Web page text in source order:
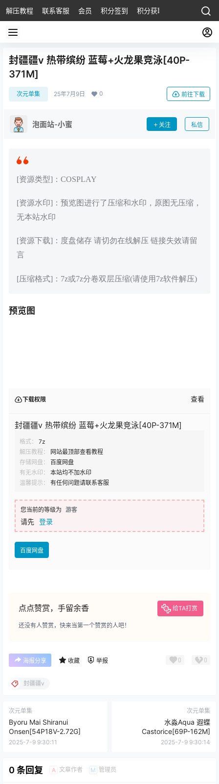
解压教程 联系客服 会员 积分签到 积分获取
封疆疆v 热带缤纷 蓝莓+火龙果竞泳[40P-
371M]
次元单集 25年7月9日 0 前往下载
泡面站-小蜜 关注 私信
[资源类型]：COSPLAY
[资源水印]：预览图进行了压缩和水印，原图无压缩，
无本站水印
[资源下载]：度盘储存 请切勿在线解压 链接失效请留
言
[压缩格式]：7z或7z分卷双层压缩(请使用7z软件解压)
预览图
下载权限 查看
封疆疆v 热带缤纷 蓝莓+火龙果竞泳[40P-371M]
格式：
7z
解压教程：
网站最顶部查看教程
存储网盘：
百度网盘
有无水印：
本站均不加水印
温馨提示：
有任何问题请联系客服
您当前的等级为 游客
请先 登录
百度网盘
点点赞赏，手留余香 给TA打赏
还没有人赞赏，快来当第一个赞赏的人吧！
海报分享 收藏 举报 0 0
封疆疆v
次元单集
Byoru Mai Shiranui
Onsen[54P18V-2.72G]
2025-7-9 9:30:11
次元单集
水淼Aqua 遐蝶
Castorice[69P-162M]
2025-7-9 9:30:14
0 条回复 A 文章作者 M 管理员